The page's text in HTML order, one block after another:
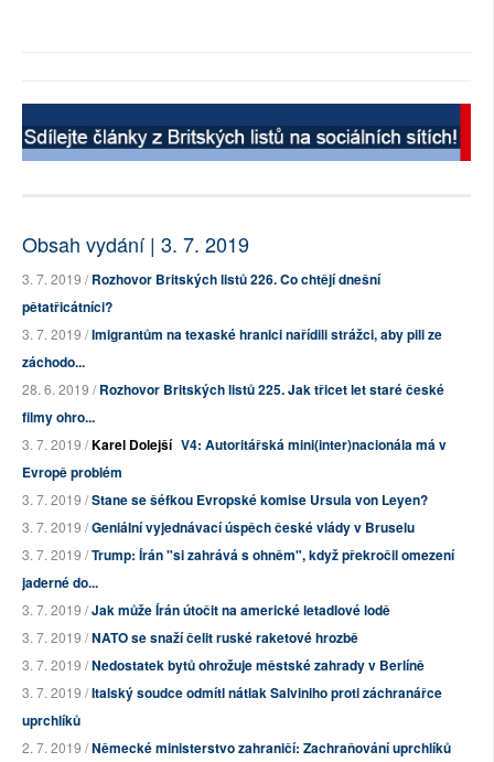
Obsah vydání | 3. 7. 2019
3. 7. 2019 /Rozhovor Britských listů 226. Co chtějí dnešní
pětatřicátníci?
3. 7. 2019 /Imigrantům na texaské hranici nařídili strážci, aby pili ze
záchodo...
28. 6. 2019 /Rozhovor Britských listů 225. Jak třicet let staré české
filmy ohro...
3. 7. 2019 /Karel Dolejší V4: Autoritářská mini(inter)nacionála má v
Evropě problém
3. 7. 2019 /Stane se šéfkou Evropské komise Ursula von Leyen?
3. 7. 2019 /Geniální vyjednávací úspěch české vlády v Bruselu
3. 7. 2019 /Trump: Írán "si zahrává s ohněm", když překročil omezení
jaderné do...
3. 7. 2019 /Jak může Írán útočit na americké letadlové lodě
3. 7. 2019 /NATO se snaží čelit ruské raketové hrozbě
3. 7. 2019 /Nedostatek bytů ohrožuje městské zahrady v Berlíně
3. 7. 2019 /Italský soudce odmítl nátlak Salviniho proti záchranářce
uprchlíků
2. 7. 2019 /Německé ministerstvo zahraničí: Zachraňování uprchlíků